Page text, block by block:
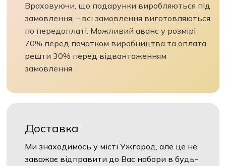
Враховуючи, що подарунки виробляються під
замовлення, – всі замовлення виготовляються
по передоплаті. Можливий аванс у розмірі
70% перед початком виробництва та оплата
решти 30% перед відвантаженням
замовлення.
Доставка
Ми знаходимось у місті Ужгород, але це не
заважає відправити до Вас набори в будь-